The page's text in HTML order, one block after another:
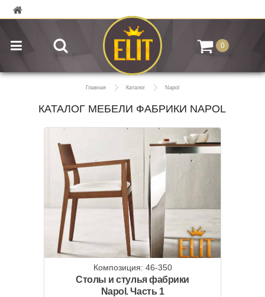
0
Главная Каталог Napol
КАТАЛОГ МЕБЕЛИ ФАБРИКИ NAPOL
Композиция: 46-350
Столы и стулья фабрики
Napol. Часть 1